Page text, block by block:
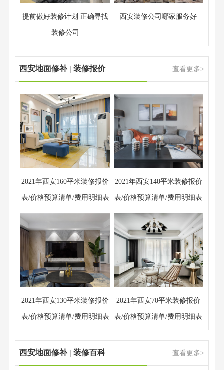
提前做好装修计划 正确寻找
装修公司
西安装修公司哪家服务好
西安地面修补 | 装修报价 查看更多>
2021年西安160平米装修报价
表/价格预算清单/费用明细表
2021年西安140平米装修报价
表/价格预算清单/费用明细表
2021年西安130平米装修报价
表/价格预算清单/费用明细表
2021年西安70平米装修报价
表/价格预算清单/费用明细表
西安地面修补 | 装修百科 查看更多>